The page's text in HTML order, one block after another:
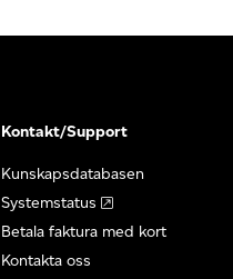
Kontakt/Support
Kunskapsdatabasen
Systemstatus
Betala faktura med kort
Kontakta oss